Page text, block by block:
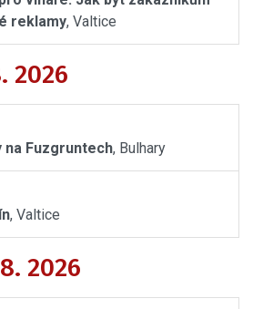
reklamy, Valtice
2026
na Fuzgruntech, Bulhary
, Valtice
2026